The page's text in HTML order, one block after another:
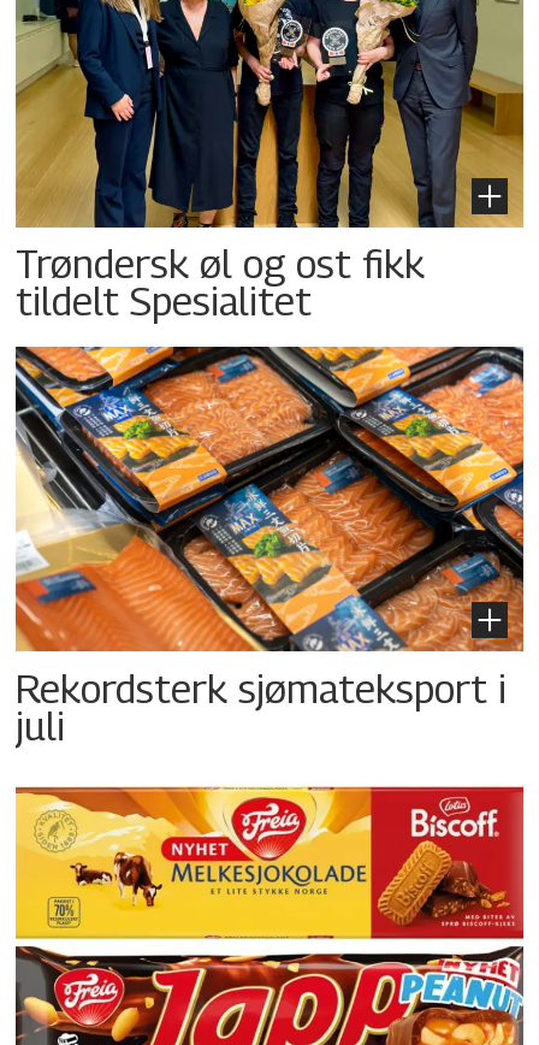
Trøndersk øl og ost fikk
tildelt Spesialitet
Rekordsterk sjømateksport i
juli